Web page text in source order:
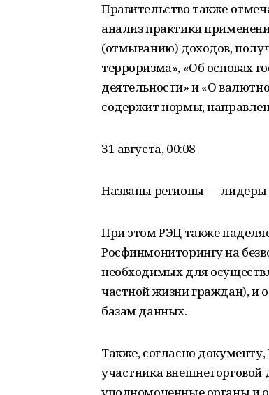
Правительство также
анализ практики
(отмыванию) доходов,
терроризма», «Об основах
деятельности» и «О
содержит нормы,
31 августа, 00:08
Названы регионы — лидеры
При этом РЭЦ также
Росфинмониторингу на
необходимых для
частной жизни граждан), и
базам данных.
Также, согласно
участника внешнеторговой